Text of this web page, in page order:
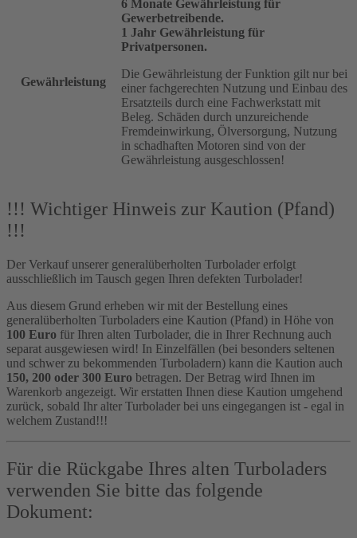
Gewährleistung
6 Monate Gewährleistung für
Gewerbetreibende.
1 Jahr Gewährleistung für
Privatpersonen.
Die Gewährleistung der Funktion gilt nur bei
einer fachgerechten Nutzung und Einbau des
Ersatzteils durch eine Fachwerkstatt mit
Beleg. Schäden durch unzureichende
Fremdeinwirkung, Ölversorgung, Nutzung
in schadhaften Motoren sind von der
Gewährleistung ausgeschlossen!
!!! Wichtiger Hinweis zur Kaution (Pfand)
!!!
Der Verkauf unserer generalüberholten Turbolader erfolgt
ausschließlich im Tausch gegen Ihren defekten Turbolader!
Aus diesem Grund erheben wir mit der Bestellung eines
generalüberholten Turboladers eine Kaution (Pfand) in Höhe von
100 Euro für Ihren alten Turbolader, die in Ihrer Rechnung auch
separat ausgewiesen wird! In Einzelfällen (bei besonders seltenen
und schwer zu bekommenden Turboladern) kann die Kaution auch
150, 200 oder 300 Euro betragen. Der Betrag wird Ihnen im
Warenkorb angezeigt. Wir erstatten Ihnen diese Kaution umgehend
zurück, sobald Ihr alter Turbolader bei uns eingegangen ist - egal in
welchem Zustand!!!
Für die Rückgabe Ihres alten Turboladers
verwenden Sie bitte das folgende
Dokument: